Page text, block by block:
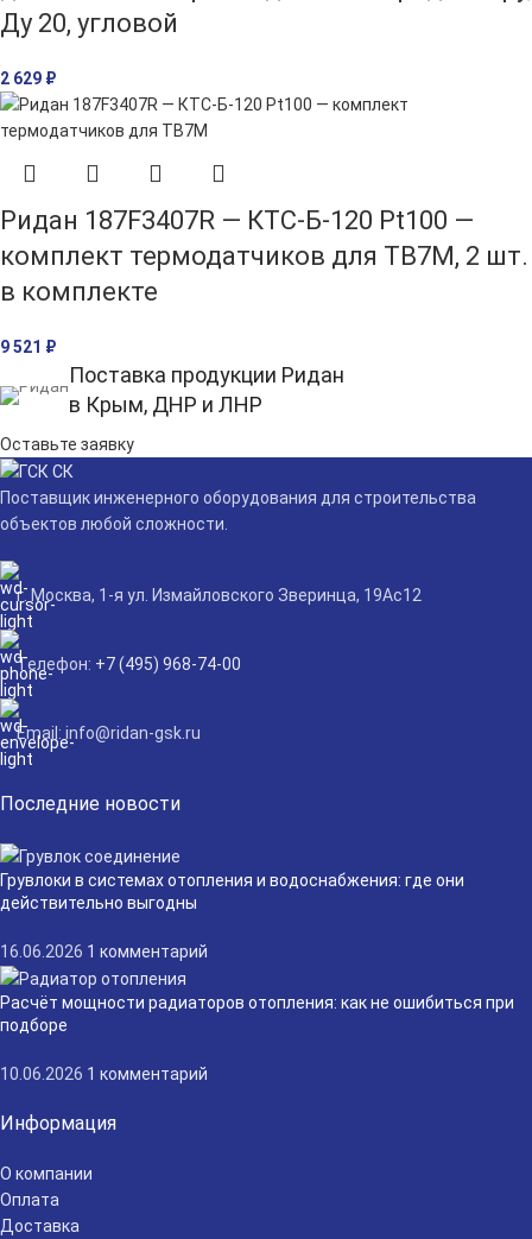
Ду 20, угловой
2 629 ₽
Ридан 187F3407R — КТС-Б-120 Pt100 —
комплект термодатчиков для ТВ7М, 2 шт.
в комплекте
9 521 ₽
Поставка продукции Ридан
в Крым, ДНР и ЛНР
Оставьте заявку
Поставщик инженерного оборудования для строительства
объектов любой сложности.
г. Москва, 1-я ул. Измайловского Зверинца, 19Ас12
Телефон: +7 (495) 968-74-00
Email: info@ridan-gsk.ru
Последние новости
Грувлоки в системах отопления и водоснабжения: где они
действительно выгодны
16.06.2026 1 комментарий
Расчёт мощности радиаторов отопления: как не ошибиться при
подборе
10.06.2026 1 комментарий
Информация
О компании
Оплата
Доставка